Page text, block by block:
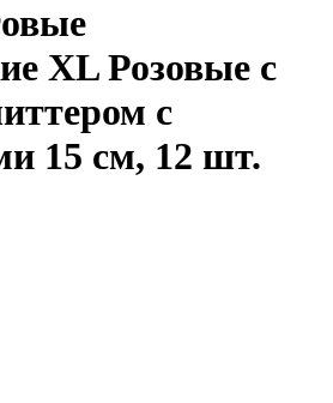
XL Розовые с
с
15 см, 12 шт.